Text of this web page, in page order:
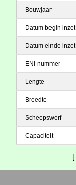
Bouwjaar
Datum begin inzet
Datum einde inzet
ENI-nummer
Lengte
Breedte
Scheepswerf
Capaciteit
[